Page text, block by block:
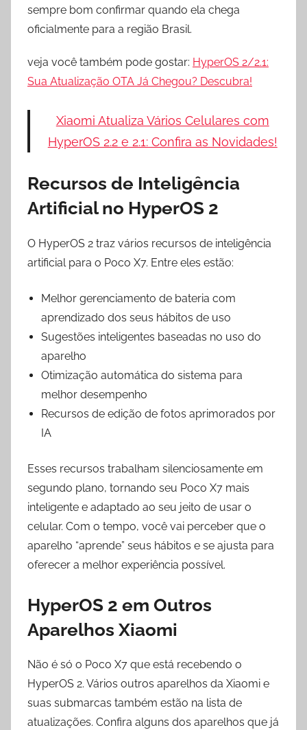
sempre bom confirmar quando ela chega
oficialmente para a região Brasil.
veja você também pode gostar: HyperOS 2/2.1:
Sua Atualização OTA Já Chegou? Descubra!
Xiaomi Atualiza Vários Celulares com
HyperOS 2.2 e 2.1: Confira as Novidades!
Recursos de Inteligência
Artificial no HyperOS 2
O HyperOS 2 traz vários recursos de inteligência
artificial para o Poco X7. Entre eles estão:
Melhor gerenciamento de bateria com
aprendizado dos seus hábitos de uso
Sugestões inteligentes baseadas no uso do
aparelho
Otimização automática do sistema para
melhor desempenho
Recursos de edição de fotos aprimorados por
IA
Esses recursos trabalham silenciosamente em
segundo plano, tornando seu Poco X7 mais
inteligente e adaptado ao seu jeito de usar o
celular. Com o tempo, você vai perceber que o
aparelho “aprende” seus hábitos e se ajusta para
oferecer a melhor experiência possível.
HyperOS 2 em Outros
Aparelhos Xiaomi
Não é só o Poco X7 que está recebendo o
HyperOS 2. Vários outros aparelhos da Xiaomi e
suas submarcas também estão na lista de
atualizações. Confira alguns dos aparelhos que já